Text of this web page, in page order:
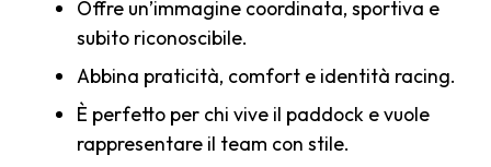
Offre un’immagine coordinata, sportiva e
subito riconoscibile.
Abbina praticità, comfort e identità racing.
È perfetto per chi vive il paddock e vuole
rappresentare il team con stile.